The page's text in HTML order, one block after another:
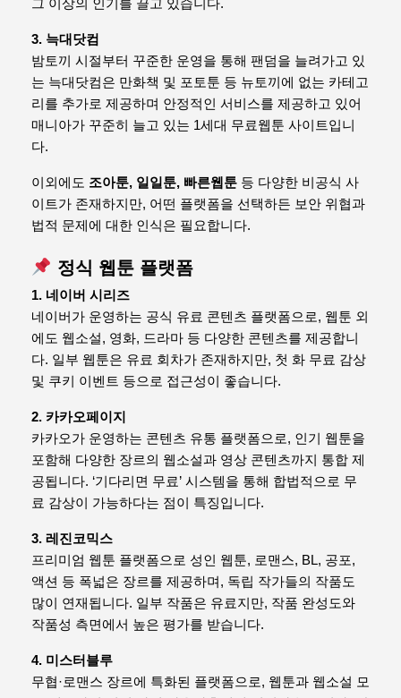
그 이상의 인기를 끌고 있습니다.
3. 늑대닷컴
밤토끼 시절부터 꾸준한 운영을 통해 팬덤을 늘려가고 있
는 늑대닷컴은 만화책 및 포토툰 등 뉴토끼에 없는 카테고
리를 추가로 제공하며 안정적인 서비스를 제공하고 있어
매니아가 꾸준히 늘고 있는 1세대 무료웹툰 사이트입니
다.
이외에도 조아툰, 일일툰, 빠른웹툰 등 다양한 비공식 사
이트가 존재하지만, 어떤 플랫폼을 선택하든 보안 위협과
법적 문제에 대한 인식은 필요합니다.
정식 웹툰 플랫폼
1. 네이버 시리즈
네이버가 운영하는 공식 유료 콘텐츠 플랫폼으로, 웹툰 외
에도 웹소설, 영화, 드라마 등 다양한 콘텐츠를 제공합니
다. 일부 웹툰은 유료 회차가 존재하지만, 첫 화 무료 감상
및 쿠키 이벤트 등으로 접근성이 좋습니다.
2. 카카오페이지
카카오가 운영하는 콘텐츠 유통 플랫폼으로, 인기 웹툰을
포함해 다양한 장르의 웹소설과 영상 콘텐츠까지 통합 제
공됩니다. ‘기다리면 무료’ 시스템을 통해 합법적으로 무
료 감상이 가능하다는 점이 특징입니다.
3. 레진코믹스
프리미엄 웹툰 플랫폼으로 성인 웹툰, 로맨스, BL, 공포,
액션 등 폭넓은 장르를 제공하며, 독립 작가들의 작품도
많이 연재됩니다. 일부 작품은 유료지만, 작품 완성도와
작품성 측면에서 높은 평가를 받습니다.
4. 미스터블루
무협·로맨스 장르에 특화된 플랫폼으로, 웹툰과 웹소설 모